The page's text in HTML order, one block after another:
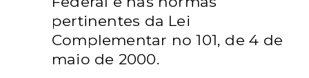
pertinentes da Lei
Complementar no 101, de 4 de
maio de 2000.